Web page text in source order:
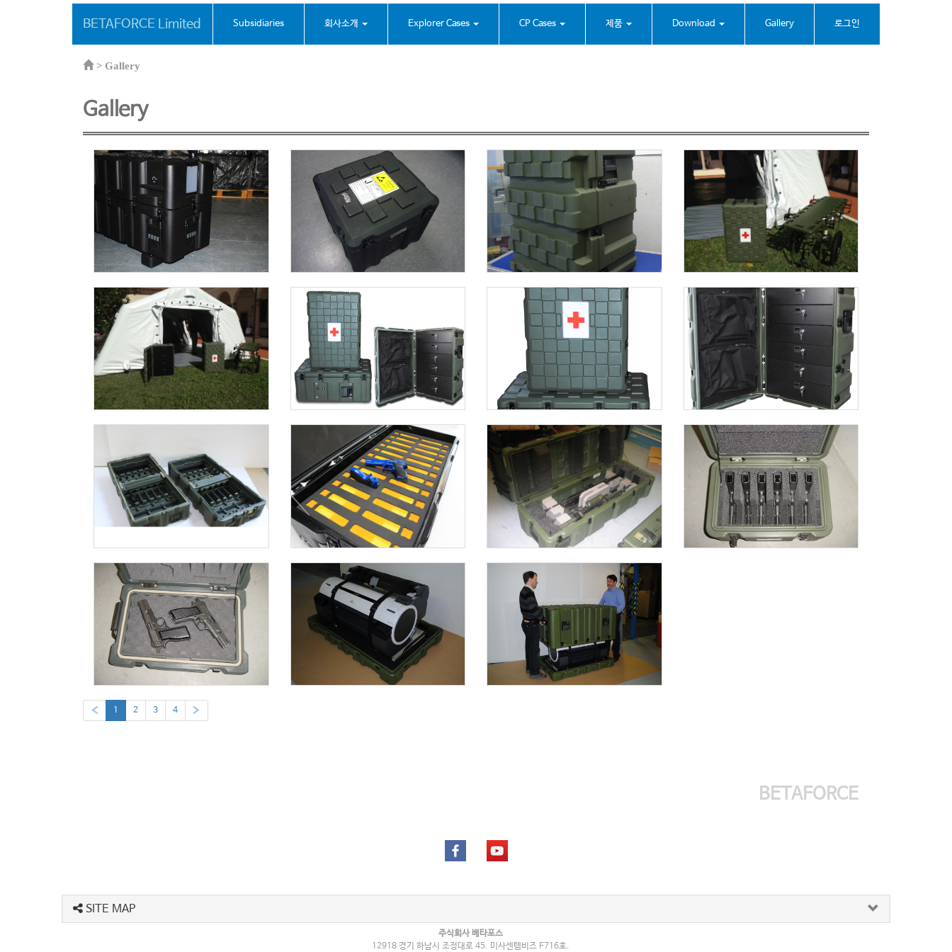
BETAFORCE Limited Subsidiaries 회사소개 Explorer Cases CP Cases 제품 Download Gallery 로그인
> Gallery
Gallery
« 1 2 3 4 »
BETAFORCE
SITE MAP
주식회사 베타포스
12918 경기 하남시 조정대로 45. 미사센템비즈 F716호.